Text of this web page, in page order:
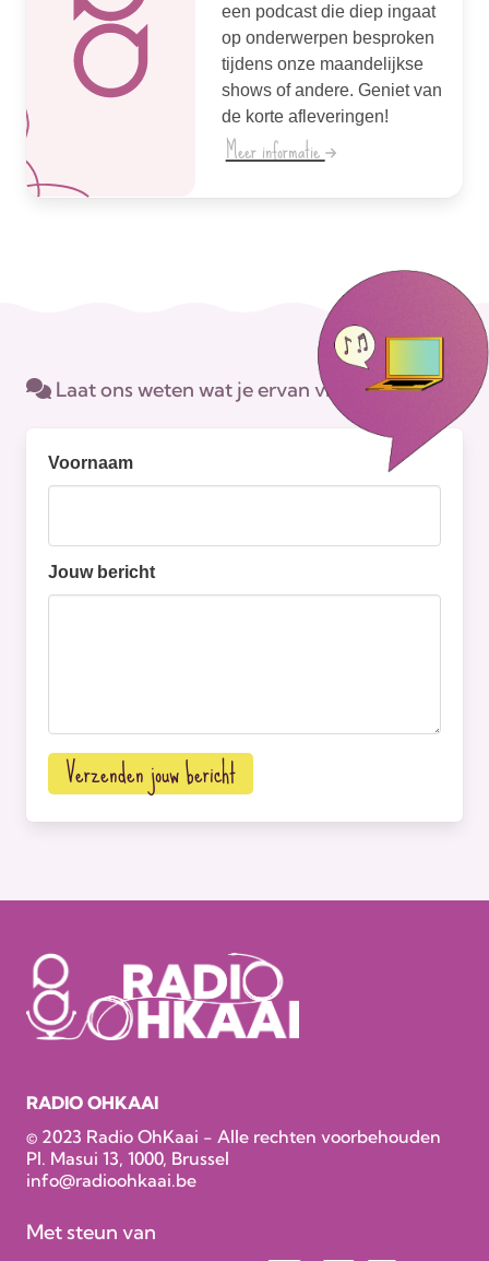
een podcast die diep ingaat
op onderwerpen besproken
tijdens onze maandelijkse
shows of andere. Geniet van
de korte afleveringen!
Meer informatie
Laat ons weten wat je ervan vindt.
Voornaam
Jouw bericht
Verzenden jouw bericht
RADIO OHKAAI
© 2023 Radio OhKaai - Alle rechten voorbehouden
Pl. Masui 13, 1000, Brussel
info@radioohkaai.be
Met steun van